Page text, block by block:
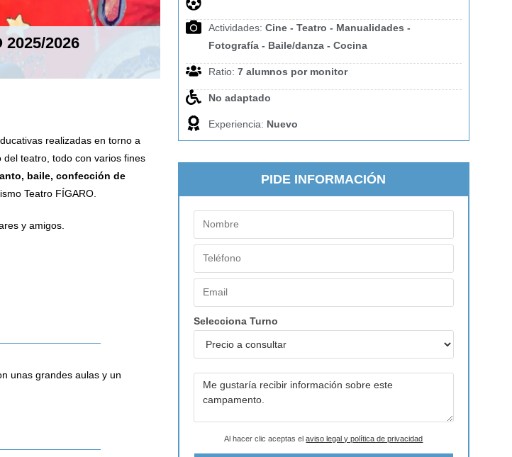
2025/2026
realizadas en torno a
teatro, todo con varios fines
baile, confección de
Teatro FÍGARO.
y amigos.
unas grandes aulas y un
Actividades:Cine - Teatro - Manualidades -
Fotografía - Baile/danza - Cocina
Ratio:7 alumnos por monitor
No adaptado
Experiencia: Nuevo
PIDE INFORMACIÓN
Selecciona Turno
Al hacer clic aceptas elaviso legal y política de privacidad